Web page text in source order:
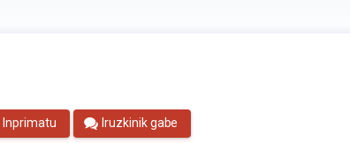
Inprimatu Iruzkinik gabe